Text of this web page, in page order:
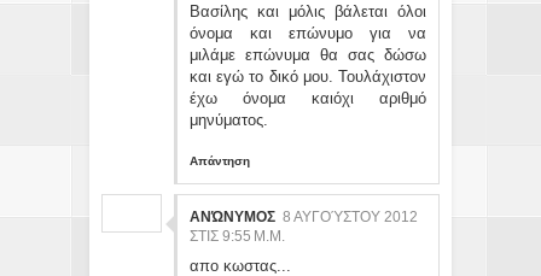
Βασίλης και μόλις βάλεται όλοι
όνομα και επώνυμο για να
μιλάμε επώνυμα θα σας δώσω
και εγώ το δικό μου. Τουλάχιστον
έχω όνομα καιόχι αριθμό
μηνύματος.
Απάντηση
ΑΝΏΝΥΜΟΣ 8 ΑΥΓΟΎΣΤΟΥ 2012
ΣΤΙΣ 9:55 Μ.Μ.
απο κωστας...